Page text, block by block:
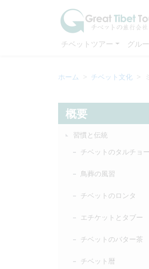
チベットツアー グル
ホーム チベット文化
概要
習慣と伝統
チベットのタルチョー
鳥葬の風習
チベットのロンタ
エチケットとタブー
チベットのバター茶
チベット暦